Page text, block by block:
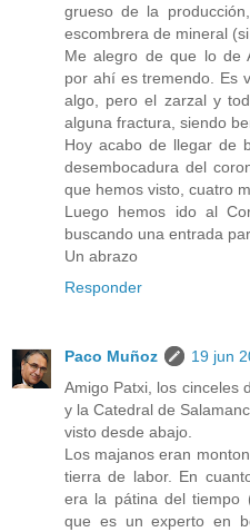
grueso de la
escombrera de mineral
Me alegro de que lo de
por ahí es tremendo. Es
algo, pero el zarzal y
alguna fractura, siendo
Hoy acabo de llegar de
desembocadura del
que hemos visto, cuatro
Luego hemos ido al
buscando una entrada
Un abrazo
Responder
Paco Muñoz
19 jun
Amigo Patxi, los cinceles
y la Catedral de
visto desde abajo.
Los majanos eran
tierra de labor. En
era la pátina del tiempo
que es un experto en